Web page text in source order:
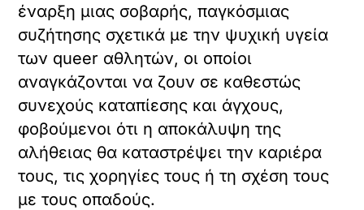
έναρξη μιας σοβαρής, παγκόσμιας
συζήτησης σχετικά με την ψυχική υγεία
των queer αθλητών, οι οποίοι
αναγκάζονται να ζουν σε καθεστώς
συνεχούς καταπίεσης και άγχους,
φοβούμενοι ότι η αποκάλυψη της
αλήθειας θα καταστρέψει την καριέρα
τους, τις χορηγίες τους ή τη σχέση τους
με τους οπαδούς.